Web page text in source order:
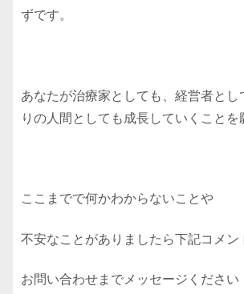
ずです。
あなたが治療家としても、経営者とし
りの人間としても成長していくことを
ここまでで何かわからないことや
不安なことがありましたら下記コメン
お問い合わせまでメッセージください